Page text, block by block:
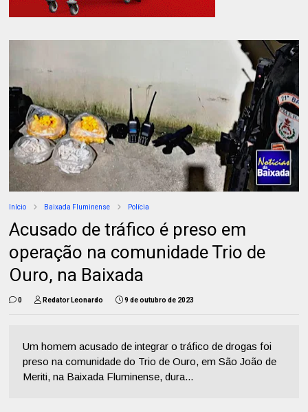
Início Baixada Fluminense Polícia
Acusado de tráfico é preso em
operação na comunidade Trio de
Ouro, na Baixada
0 Redator Leonardo 9 de outubro de 2023
Um homem acusado de integrar o tráfico de drogas foi
preso na comunidade do Trio de Ouro, em São João de
Meriti, na Baixada Fluminense, dura...